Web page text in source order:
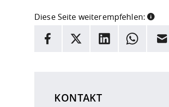
Diese Seite weiterempfehlen:
INFORMATION
Facebook
X LinkedInWhatsappE-Mail
KONTAKT